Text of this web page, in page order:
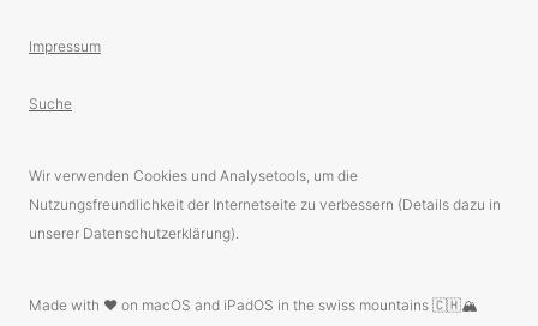
Impressum
Suche
Wir verwenden Cookies und Analysetools, um die
Nutzungsfreundlichkeit der Internetseite zu verbessern (Details dazu in
unserer Datenschutzerklärung).
Made with ❤️ on macOS and iPadOS in the swiss mountains 🇨🇭🏔